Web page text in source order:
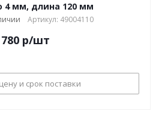
4 мм, длина 120 мм
Артикул: 49004110
780р/шт
и срок поставки